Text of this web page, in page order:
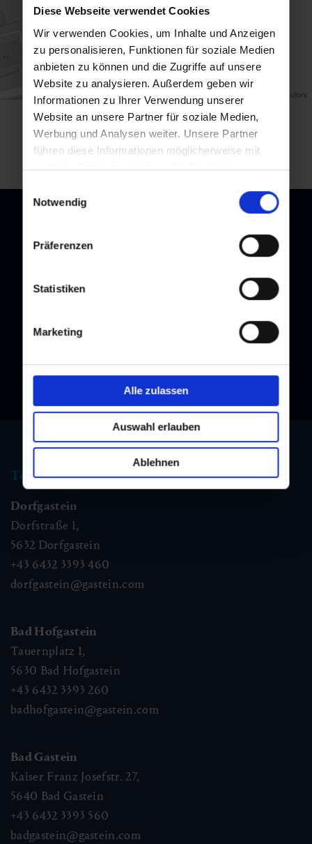
Diese Webseite verwendet Cookies
Wir verwenden Cookies, um Inhalte und Anzeigen
zu personalisieren, Funktionen für soziale Medien
anbieten zu können und die Zugriffe auf unsere
Website zu analysieren. Außerdem geben wir
Informationen zu Ihrer Verwendung unserer
Website an unsere Partner für soziale Medien,
Werbung und Analysen weiter. Unsere Partner
führen diese Informationen möglicherweise mit
weiteren Daten zusammen, die Sie ihnen
Nutzung der Dienste gesammelt haben.
Einwilligungsauswahl
Notwendig
Präferenzen
Statistiken
Marketing
Alle zulassen
Auswahl erlauben
Ablehnen
Map data © contributors
Zurück zur Übersicht
Melden Sie sich bei unserem Newsletter an, und bleiben Sie
Tourismus Information
Dorfgastein
Dorfstraße 1,
5632 Dorfgastein
+43 6432 3393 460
dorfgastein@gastein.com
Bad Hofgastein
Tauernplatz 1,
5630 Bad Hofgastein
+43 6432 3393 260
badhofgastein@gastein.com
Bad Gastein
Kaiser Franz Josefstr. 27,
5640 Bad Gastein
+43 6432 3393 560
badgastein@gastein.com